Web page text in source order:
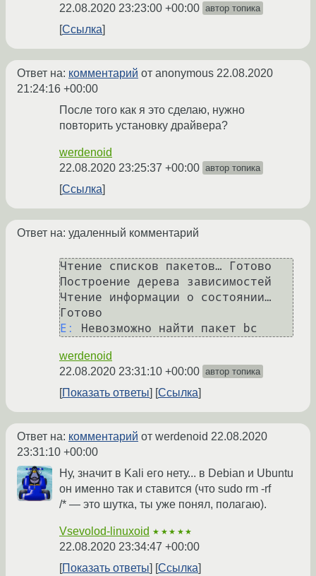
22.08.2020 23:23:00 +00:00 автор топика
Ссылка
Ответ на: комментарий от anonymous 22.08.2020
21:24:16 +00:00
После того как я это сделаю, нужно
повторить установку драйвера?
werdenoid
22.08.2020 23:25:37 +00:00 автор топика
Ссылка
Ответ на: удаленный комментарий
Чтение списков пакетов… Готово
Построение дерева зависимостей
Чтение информации о состоянии…
E:
werdenoid
22.08.2020 23:31:10 +00:00 автор топика
Показать ответы Ссылка
Ответ на: комментарий от werdenoid 22.08.2020
23:31:10 +00:00
Ну, значит в Kali его нету... в Debian и Ubuntu
он именно так и ставится (что sudo rm -rf
/* — это шутка, ты уже понял, полагаю).
Vsevolod-linuxoid ★★★★★
22.08.2020 23:34:47 +00:00
Показать ответы
Ссылка